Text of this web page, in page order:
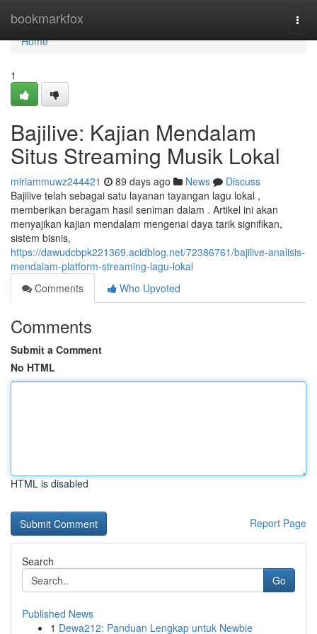
bookmarkfox
Home
Home
1
Bajilive: Kajian Mendalam
Situs Streaming Musik Lokal
miriammuwz244421 89 days ago News
Discuss
Bajilive telah sebagai satu layanan tayangan lagu lokal ,
memberikan beragam hasil seniman dalam . Artikel ini akan
menyajikan kajian mendalam mengenai daya tarik signifikan,
sistem bisnis,
https://dawudcbpk221369.acidblog.net/72386761/bajilive-analisis-
mendalam-platform-streaming-lagu-lokal
Comments
Who Upvoted
Comments
Submit a Comment
No HTML
HTML is disabled
Report Page
Search
Go
Published News
1 Dewa212: Panduan Lengkap untuk Newbie